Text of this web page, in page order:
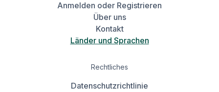
Anmelden oder Registrieren
Über uns
Kontakt
Länder und Sprachen
Rechtliches
Datenschutzrichtlinie